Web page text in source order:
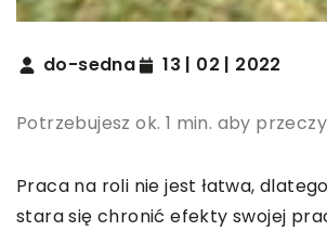
do-sedna 13 | 02 | 2022
Potrzebujesz ok. 1 min. aby
Praca na roli nie jest łatwa,
stara się chronić efekty swojej